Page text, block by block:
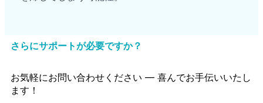
さらにサポートが必要ですか？
お気軽にお問い合わせください — 喜んでお手伝いいたし
ます！